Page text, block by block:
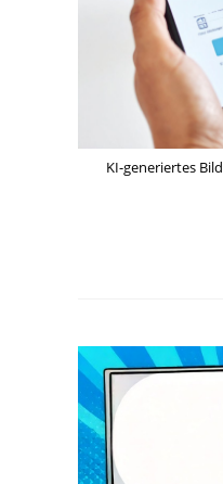
KI-generiertes